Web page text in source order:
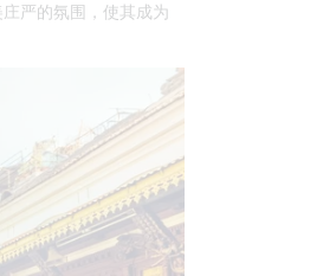
严的氛围，使其成为